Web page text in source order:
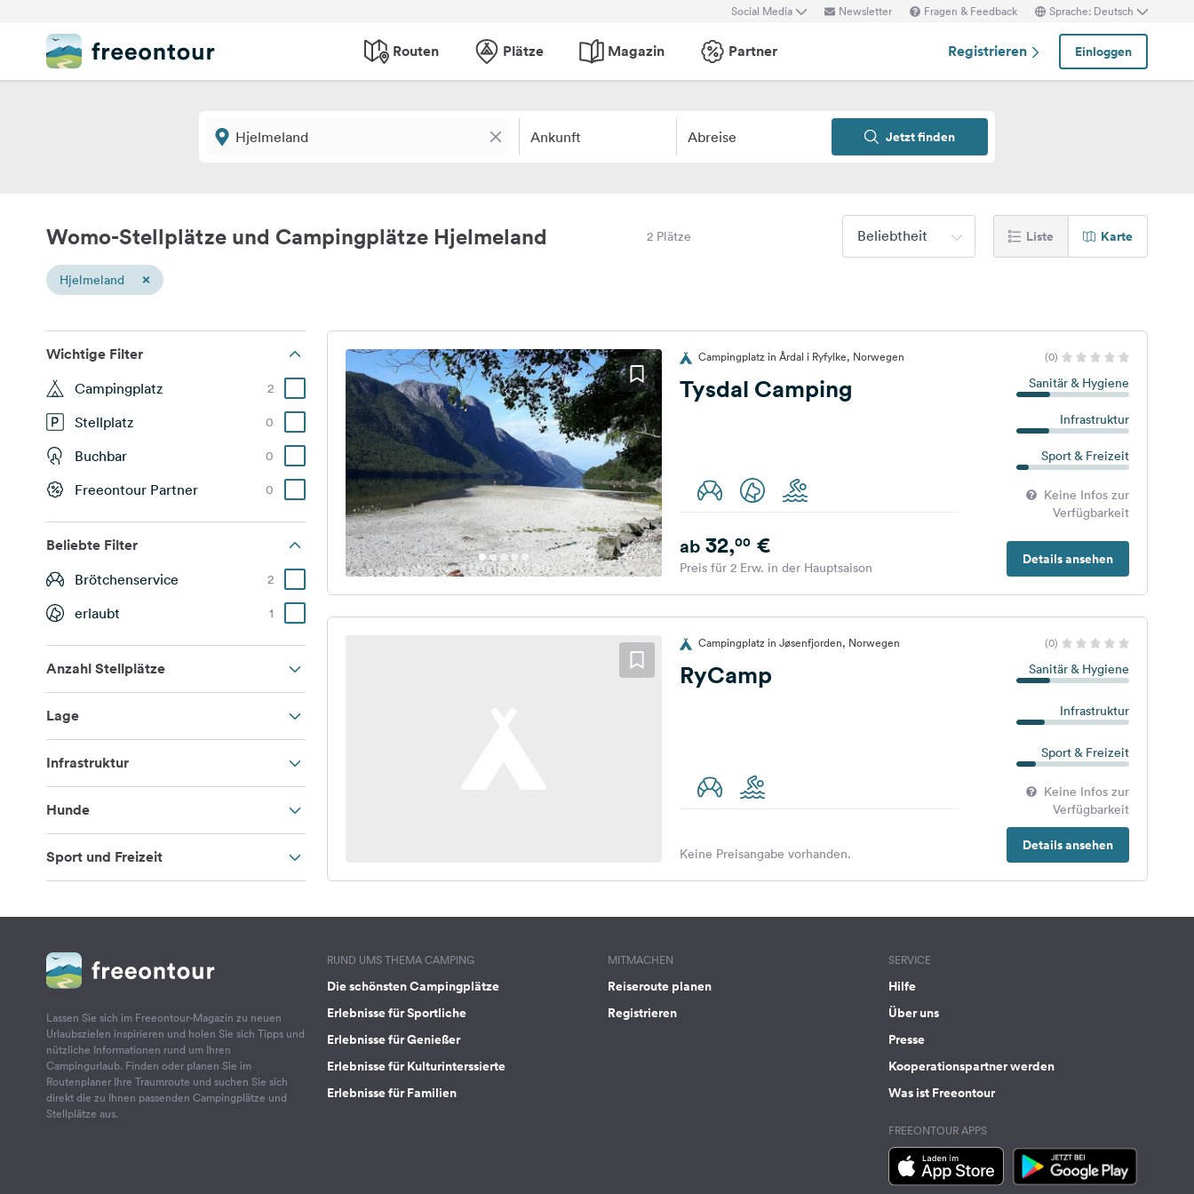
Social Media Newsletter Fragen & Feedback Sprache: Deutsch
Routen Plätze Magazin Partner Registrieren Einloggen
Ankunft Abreise Jetzt finden
Womo-Stellplätze und Campingplätze Hjelmeland 2 Plätze Beliebtheit Liste Karte
Hjelmeland ×
Wichtige Filter
Campingplatz 2
Stellplatz 0
Buchbar 0
Freeontour Partner 0
Beliebte Filter
Brötchenservice 2
erlaubt 1
Anzahl Stellplätze
Lage
Infrastruktur
Hunde
Sport und Freizeit
Campingplatz in Årdal i Ryfylke, Norwegen (0)
Tysdal Camping Sanitär & Hygiene
Infrastruktur
Sport & Freizeit
Keine Infos zur
Verfügbarkeit
Details ansehen
ab32,00€
Preis für 2 Erw. in der Hauptsaison
Campingplatz in Jøsenfjorden, Norwegen (0)
RyCamp Sanitär & Hygiene
Infrastruktur
Sport & Freizeit
Keine Infos zur
Verfügbarkeit
Details ansehen
Keine Preisangabe vorhanden.
Lassen Sie sich im Freeontour-Magazin zu neuen
Urlaubszielen inspirieren und holen Sie sich Tipps und
nützliche Informationen rund um Ihren
Campingurlaub. Finden oder planen Sie im
Routenplaner Ihre Traumroute und suchen Sie sich
direkt die zu Ihnen passenden Campingplätze und
Stellplätze aus.
RUND UMS THEMA CAMPING
Die schönsten Campingplätze
Erlebnisse für Sportliche
Erlebnisse für Genießer
Erlebnisse für Kulturinterssierte
Erlebnisse für Familien
MITMACHEN
Reiseroute planen
Registrieren
SERVICE
Hilfe
Über uns
Presse
Kooperationspartner werden
Was ist Freeontour
FREEONTOUR APPS